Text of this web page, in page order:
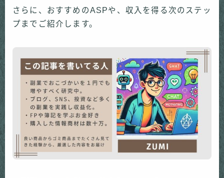
さらに、おすすめのASPや、収入を得る次のステッ
プまでご紹介します。